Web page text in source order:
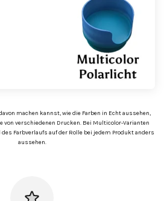
machen kannst, wie die Farben in Echt aussehen,
von verschiedenen Drucken. Bei Multicolor-Varianten
Farbverlaufs auf der Rolle bei jedem Produkt anders
aussehen.